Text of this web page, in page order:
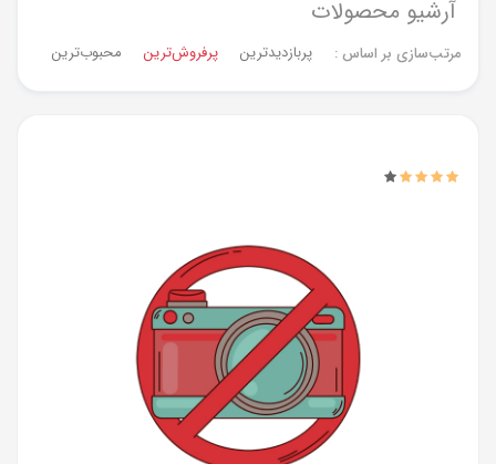
آرشیو محصولات
مرتب‌سازی بر اساس : پربازدیدترین پرفروش‌ترین‌ محبوب‌ترین